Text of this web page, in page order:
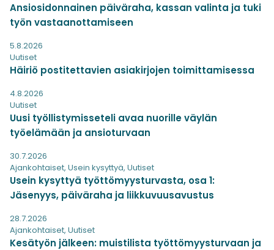
Ansiosidonnainen päiväraha, kassan valinta ja tuki
työn vastaanottamiseen
5.8.2026
Uutiset
Häiriö postitettavien asiakirjojen toimittamisessa
4.8.2026
Uutiset
Uusi työllistymisseteli avaa nuorille väylän
työelämään ja ansioturvaan
30.7.2026
Ajankohtaiset, Usein kysyttyä, Uutiset
Usein kysyttyä työttömyysturvasta, osa 1:
Jäsenyys, päiväraha ja liikkuvuusavustus
28.7.2026
Ajankohtaiset, Uutiset
Kesätyön jälkeen: muistilista työttömyysturvaan ja